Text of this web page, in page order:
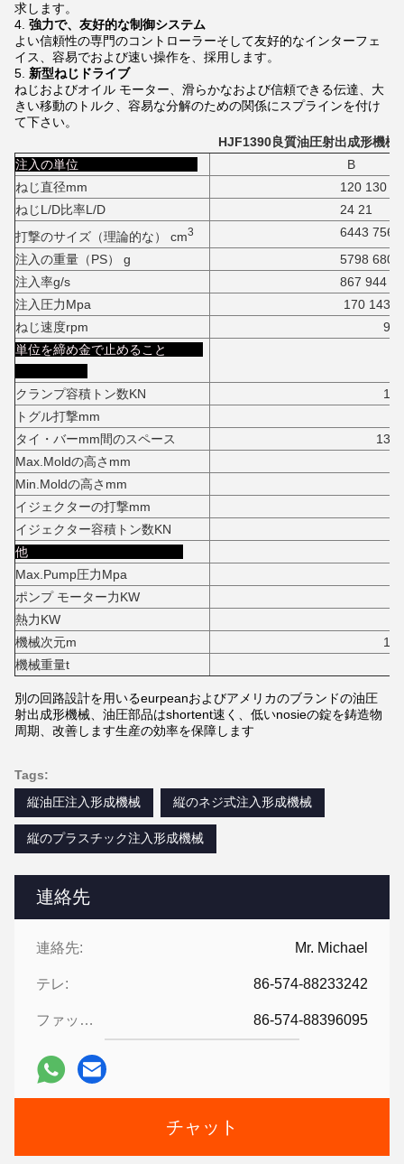
連絡先
連絡先: Mr. Michael
テレ: 86-574-88233242
ファックス: 86-574-88396095
チャット
求します。
4. 強力で、友好的な制御システム
よい信頼性の専門のコントローラーそして友好的なインターフェ
イス、容易でおよび速い操作を、採用します。
5. 新型ねじドライブ
ねじおよびオイル モーター、滑らかなおよび信頼できる伝達、大
きい移動のトルク、容易な分解のための関係にスプラインを付け
て下さい。
HJF1390良質油圧射出成形機械
注入の単位
B
ねじ直径mm
120 130
ねじL/D比率L/D
24 21
打撃のサイズ（理論的な） cm3
6443 7561
注入の重量（PS） g
5798 6805
注入率g/s
867 944
注入圧力Mpa
170 143
ねじ速度rpm
90
単位を締め金で止めること
クランプ容積トン数KN
トグル打撃mm
タイ・バーmm間のスペース
Max.Moldの高さmm
Min.Moldの高さmm
イジェクターの打撃mm
イジェクター容積トン数KN
他
Max.Pump圧力Mpa
ポンプ モーター力KW
熱力KW
機械次元m
機械重量t
別の回路設計を用いるeurpeanおよびアメリカのブランドの油圧
射出成形機械、油圧部品はshortent速く、低いnosieの錠を鋳造物
周期、改善します生産の効率を保障します
Tags:
縦油圧注入形成機械
縦のネジ式注入形成機械
縦のプラスチック注入形成機械